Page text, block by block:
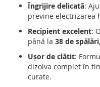
Îngrijire delicată:
previne electrizarea
Recipient excelent:
până la 38 de spălări
Ușor de clătit:
dizolva complet în
curate.